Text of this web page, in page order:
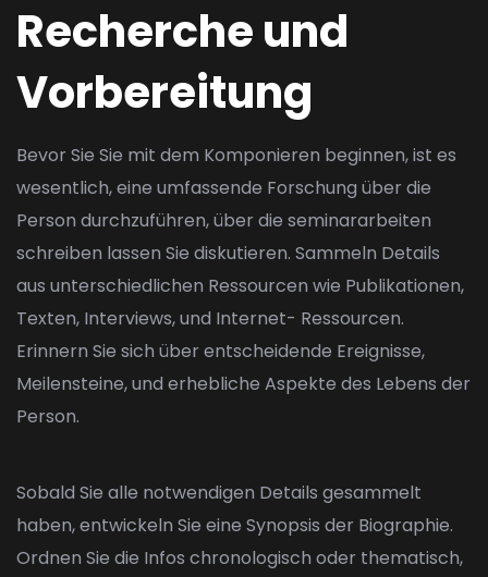
Recherche und
Vorbereitung
Bevor Sie Sie mit dem Komponieren beginnen, ist es
wesentlich, eine umfassende Forschung über die
Person durchzuführen, über die seminararbeiten
schreiben lassen Sie diskutieren. Sammeln Details
aus unterschiedlichen Ressourcen wie Publikationen,
Texten, Interviews, und Internet- Ressourcen.
Erinnern Sie sich über entscheidende Ereignisse,
Meilensteine, und erhebliche Aspekte des Lebens der
Person.
Sobald Sie alle notwendigen Details gesammelt
haben, entwickeln Sie eine Synopsis der Biographie.
Ordnen Sie die Infos chronologisch oder thematisch,